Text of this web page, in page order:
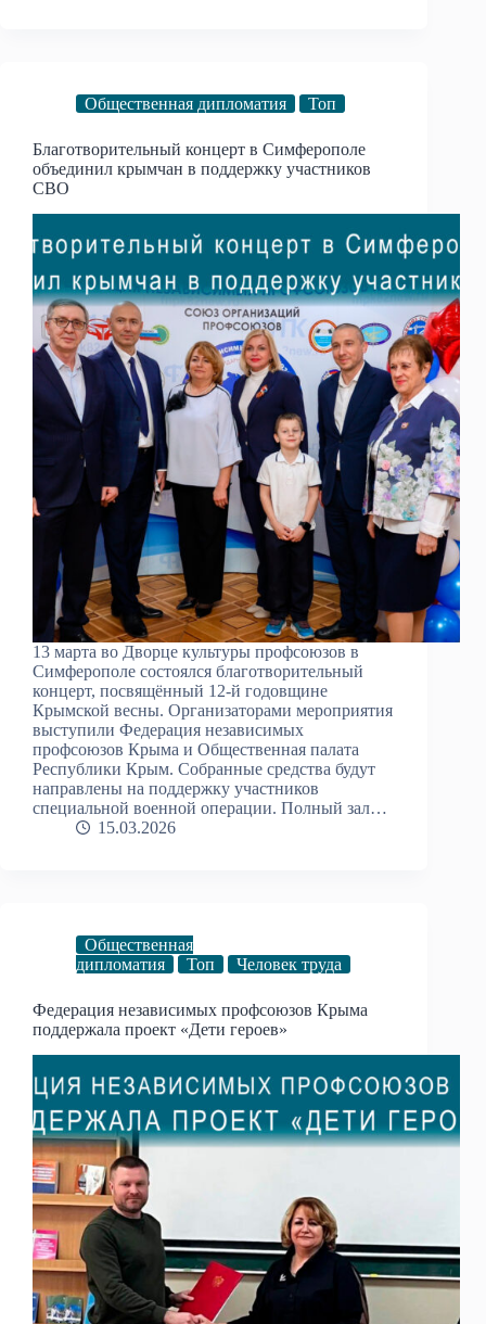
Общественная дипломатия Топ
Благотворительный концерт в Симферополе
объединил крымчан в поддержку участников
СВО
13 марта во Дворце культуры профсоюзов в
Симферополе состоялся благотворительный
концерт, посвящённый 12-й годовщине
Крымской весны. Организаторами мероприятия
выступили Федерация независимых
профсоюзов Крыма и Общественная палата
Республики Крым. Собранные средства будут
направлены на поддержку участников
специальной военной операции. Полный зал…
15.03.2026
Общественная
дипломатия
Топ Человек труда
Федерация независимых профсоюзов Крыма
поддержала проект «Дети героев»